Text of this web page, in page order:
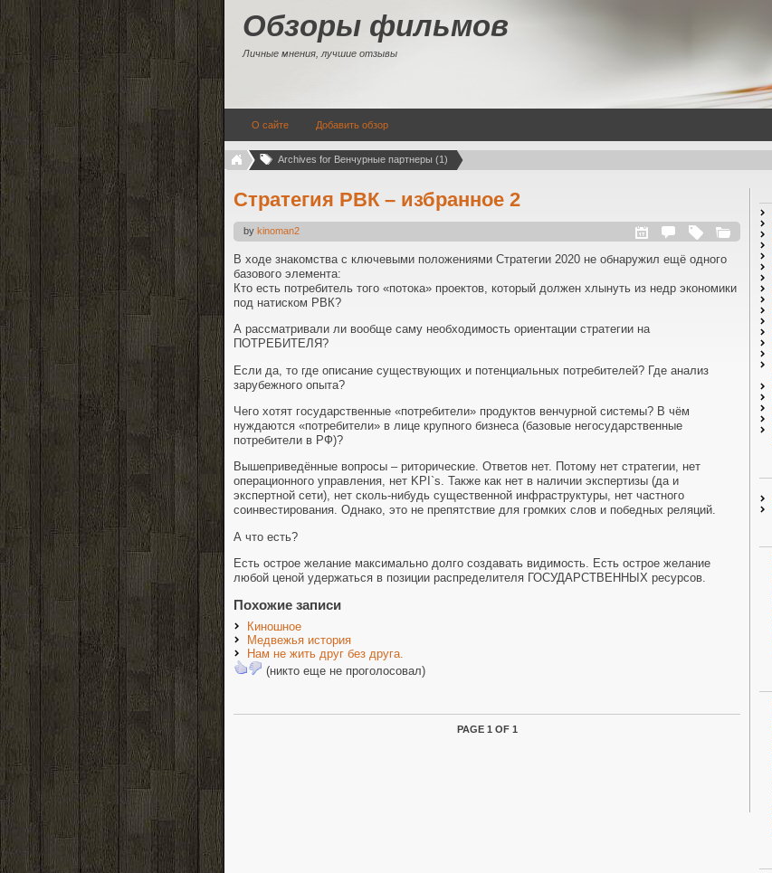
Обзоры фильмов
Личные мнения, лучшие отзывы
О сайте Добавить обзор
Archives for Венчурные партнеры (1)
Стратегия РВК – избранное 2
by kinoman2
В ходе знакомства с ключевыми положениями Стратегии 2020 не обнаружил ещё одного
базового элемента:
Кто есть потребитель того «потока» проектов, который должен хлынуть из недр экономики
под натиском РВК?
А рассматривали ли вообще саму необходимость ориентации стратегии на
ПОТРЕБИТЕЛЯ?
Если да, то где описание существующих и потенциальных потребителей? Где анализ
зарубежного опыта?
Чего хотят государственные «потребители» продуктов венчурной системы? В чём
нуждаются «потребители» в лице крупного бизнеса (базовые негосударственные
потребители в РФ)?
Вышеприведённые вопросы – риторические. Ответов нет. Потому нет стратегии, нет
операционного управления, нет KPI `s. Также как нет в наличии экспертизы (да и
экспертной сети), нет сколь-нибудь существенной инфраструктуры, нет частного
соинвестирования. Однако, это не препятствие для громких слов и победных реляций.
А что есть?
Есть острое желание максимально долго создавать видимость. Есть острое желание
любой ценой удержаться в позиции распределителя ГОСУДАРСТВЕННЫХ ресурсов.
Похожие записи
Киношное
Медвежья история
Нам не жить друг без друга.
(никто еще не проголосовал)
PAGE 1 OF 1